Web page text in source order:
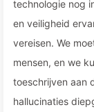
technologie nog
en veiligheid
vereisen. We
mensen, en we
toeschrijven aan
hallucinaties